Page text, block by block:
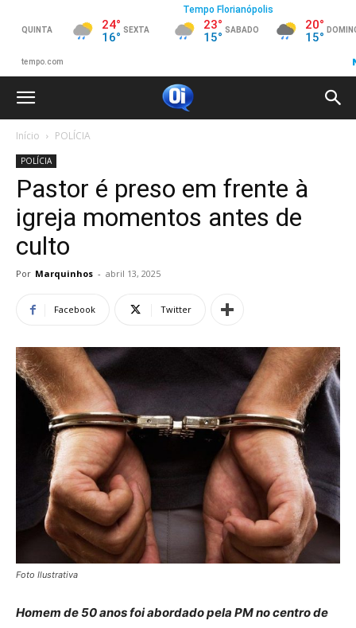
Início POLÍCIA
POLÍCIA
Pastor é preso em frente à
igreja momentos antes de
culto
Por Marquinhos - abril 13, 2025
Facebook Twitter
Foto Ilustrativa
Homem de 50 anos foi abordado pela PM no centro de